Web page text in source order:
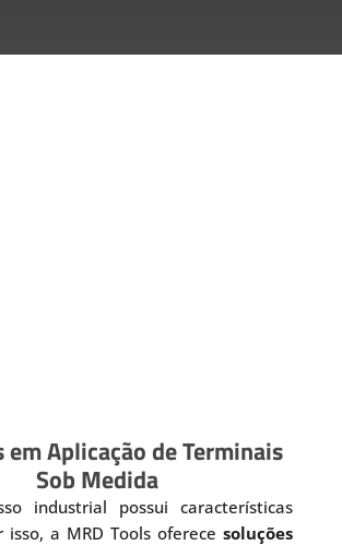
em Aplicação de Terminais
Sob Medida
industrial possui características
isso, a MRD Tools oferecesoluções